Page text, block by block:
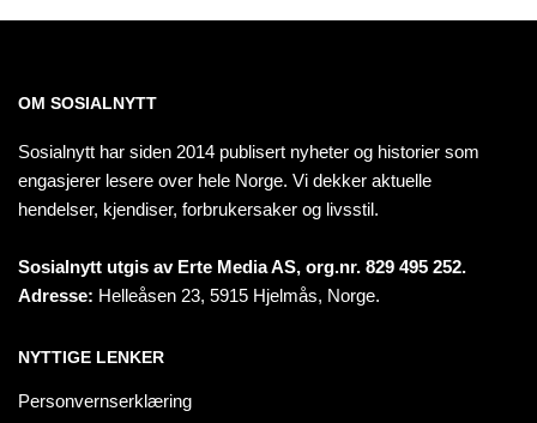
OM SOSIALNYTT
Sosialnytt har siden 2014 publisert nyheter og historier som
engasjerer lesere over hele Norge. Vi dekker aktuelle
hendelser, kjendiser, forbrukersaker og livsstil.
Sosialnytt utgis av Erte Media AS, org.nr. 829 495 252.
Adresse: Helleåsen 23, 5915 Hjelmås, Norge.
NYTTIGE LENKER
Personvernserklæring